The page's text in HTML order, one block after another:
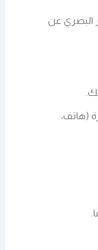
البصري عن
(هاتف،